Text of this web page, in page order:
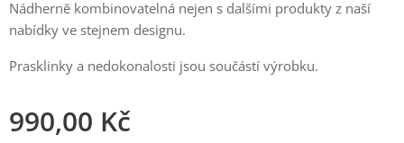
Nádherně kombinovatelná nejen s dalšími produkty z naší
nabídky ve stejnem designu.
Prasklinky a nedokonalosti jsou součástí výrobku.
990,00 Kč